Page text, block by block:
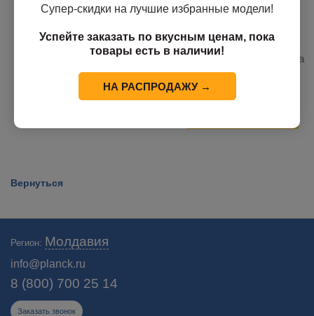
Тепловизор TN220
В наличии у поставщика
IRay IRS-AC822-H
В наличии у поставщика
90 000
/шт
Вернуться
Регион: Молдавия
info@planck.ru
8 (800) 700 25 14
Заказать звонок
Супер-скидки на лучшие избранные модели!
Успейте заказать по вкусным ценам, пока
товары есть в наличии!
НА РАСПРОДАЖУ →